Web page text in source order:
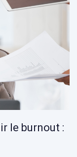
le burnout :